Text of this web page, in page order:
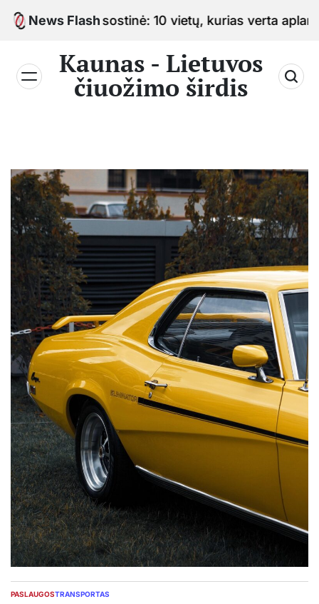
Skip
News Flash
sostinė: 10 vietų, kurias verta aplankyti
Kaunas - Lietuvos
čiuožimo širdis
POSTED
PASLAUGOSTRANSPORTAS